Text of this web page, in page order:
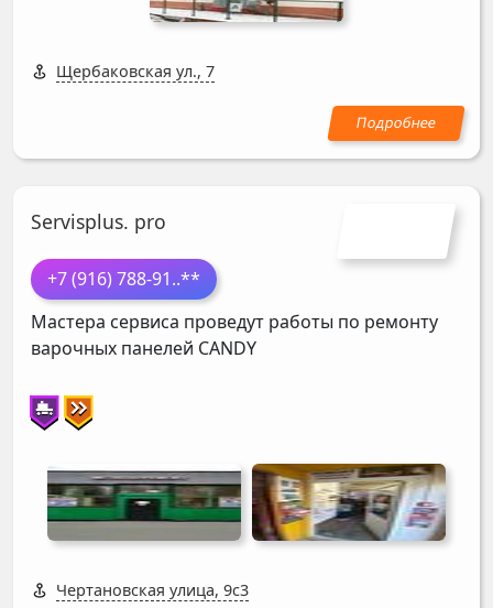
Щербаковская ул., 7
Servisplus. pro
+7 (916) 788-91..**
Мастера сервиса проведут работы по ремонту
варочных панелей CANDY
Чертановская улица, 9с3